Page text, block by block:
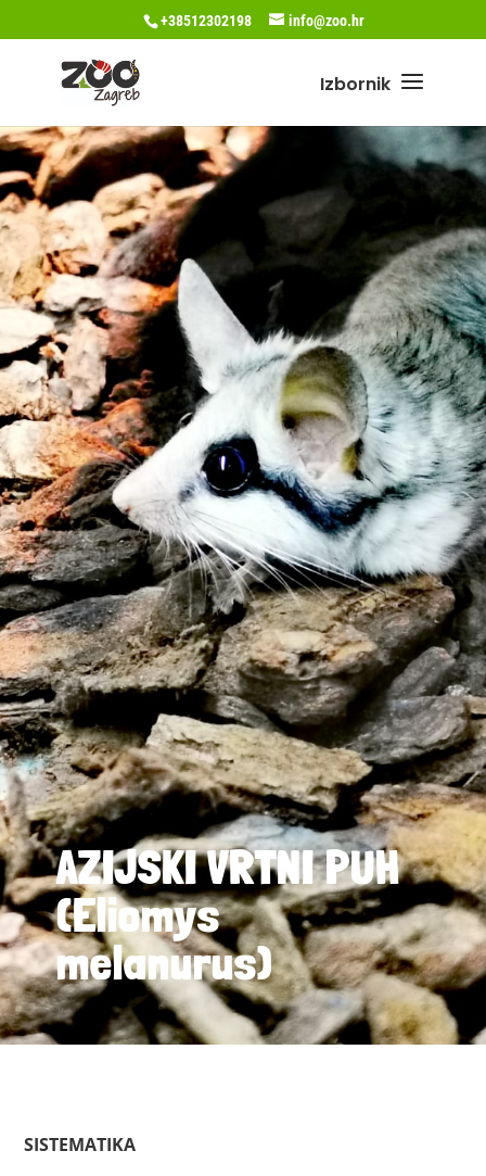
+38512302198 info@zoo.hr
AZIJSKI VRTNI PUH
(Eliomys
melanurus)
SISTEMATIKA